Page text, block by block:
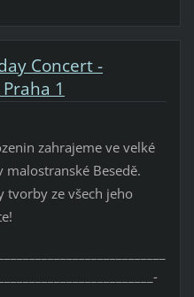
Concert -
1
zahrajeme ve velké
Besedě.
tvorby ze všech jeho